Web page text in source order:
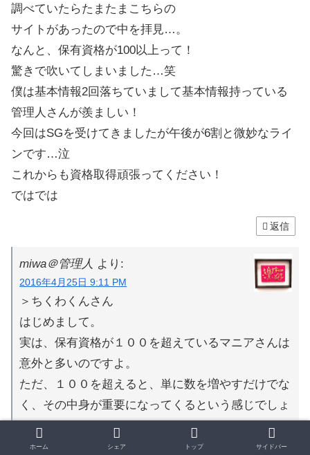
調べていたらたまたまこちらの
サイトがあったので中を拝見…。
なんと、保有資格が100以上って！
驚きで吹いてしまいました…笑
僕は基本情報2回落ちていまして基本情報持っている
管理人さんが羨ましい！
今回はSGを受けてきましたが午後が6割と微妙なライ
ンです…泣
これからも資格取得頑張ってください！
ではでは
返信
miwa＠管理人 より:
2016年4月25日 9:11 PM
＞ちくわくんさん
はじめまして。
実は、保有資格が１００を超えているマニアさんは
意外と多いのですよ。
ただ、１００を超えると、単に数を増やすだけでな
く、その中身が重要になってくるという感じでしょ
うかね。
基本情報技術者はぶっちゃけまぐれ合格なのです
ホーム シェア トップ サイドバー